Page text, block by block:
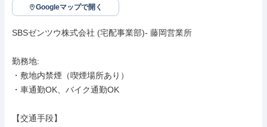
Googleマップで開く
SBSゼンツウ株式会社 (宅配事業部)- 藤岡営業所
勤務地:
・敷地内禁煙（喫煙場所あり）
・車通勤OK、バイク通勤OK
【交通手段】